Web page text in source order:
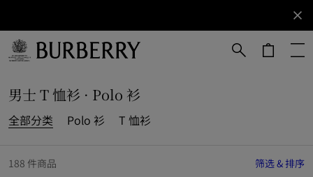
订阅获取
Burberry
品牌资
男士 T 恤衫 · Polo 衫
全部分类 Polo 衫 T 恤衫
188 件商品 筛选 & 排序